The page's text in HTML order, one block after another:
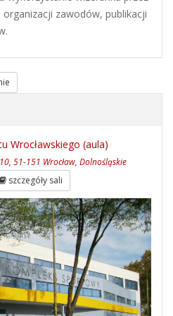
zawodów, publikacji
Wrocławskiego (aula)
51-151 Wrocław, Dolnośląskie
szczegóły sali